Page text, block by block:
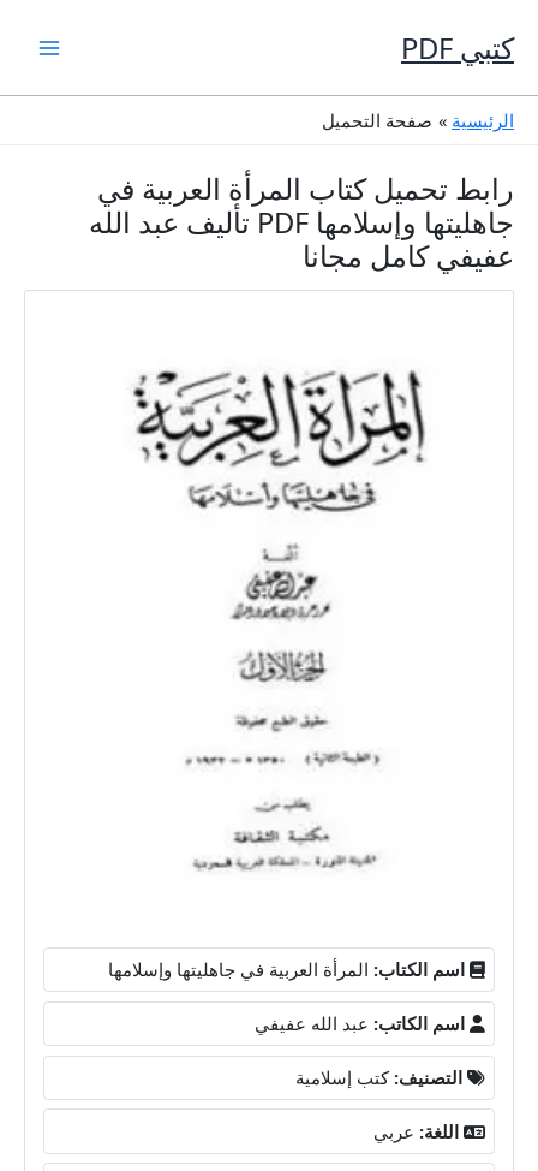
إلى
المحتوى
كتبي PDF
الرئيسية صفحة التحميل
رابط تحميل كتاب المرأة العربية في
جاهليتها وإسلامها PDF تأليف عبد الله
عفيفي كامل مجانا
اسم الكتاب: المرأة العربية في جاهليتها وإسلامها
اسم الكاتب: عبد الله عفيفي
التصنيف: كتب إسلامية
اللغة: عربي